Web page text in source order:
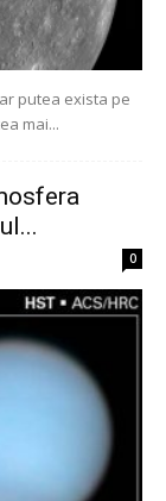
putea exista pe
mai...
0